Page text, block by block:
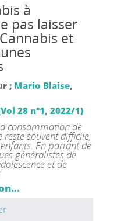
à
pas laisser
et
; Mario Blaise,
28 n°1, 2022/1)
consommation de
reste souvent difficile,
En partant de
généralistes de
et de